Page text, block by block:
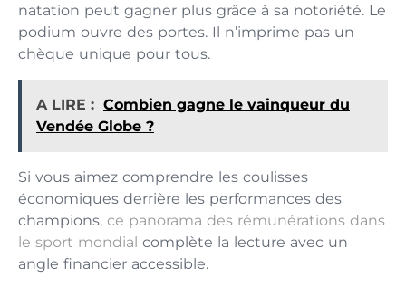
natation peut gagner plus grâce à sa notoriété. Le
podium ouvre des portes. Il n’imprime pas un
chèque unique pour tous.
A LIRE : Combien gagne le vainqueur du
Vendée Globe ?
Si vous aimez comprendre les coulisses
économiques derrière les performances des
champions, ce panorama des rémunérations dans
le sport mondial complète la lecture avec un
angle financier accessible.